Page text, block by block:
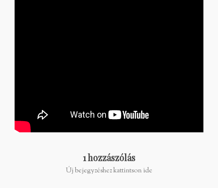
1 hozzászólás
Új bejegyzéshez kattintson ide